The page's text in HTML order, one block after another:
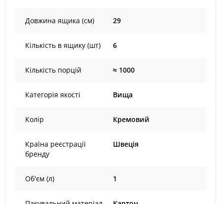
Довжина ящика (см) 29
Кількість в ящику (шт) 6
Кількість порцій ≈ 1000
Категорія якості Вища
Колір Кремовий
Країна реєстрації
бренду
Швеція
Об'єм (л) 1